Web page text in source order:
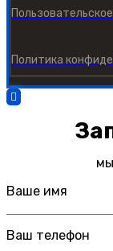
Политика
Ваше имя
Ваш телефон